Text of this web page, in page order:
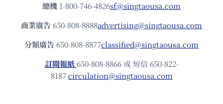
總機 1-800-746-4826sf@singtaousa.com
商業廣告 650-808-8888advertising@singtaousa.com
分類廣告 650-808-8877classified@singtaousa.com
訂閱報紙 650-808-8866 或 短信 650-822-
8187circulation@singtaousa.com